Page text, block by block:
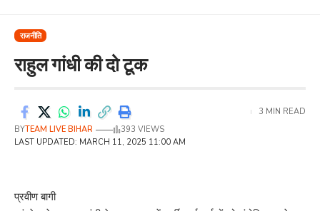
राजनीति
राहुल गांधी की दो टूक
LAST UPDATED: MARCH 11, 2025 11:00 AM
BYTEAM LIVE BIHAR 393 VIEWS
3 MIN READ
प्रवीण बागी